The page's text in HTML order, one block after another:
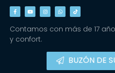
Contamos con más de 17
y confort.
BUZÓN DE